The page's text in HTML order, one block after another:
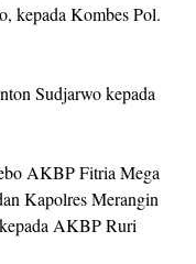
kepada Kombes Pol.
Sudjarwo kepada
AKBP Fitria Mega
Kapolres Merangin
AKBP Ruri